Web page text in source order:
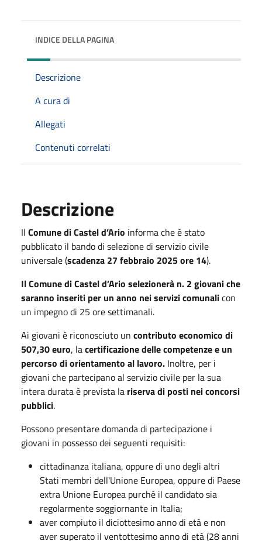
INDICE DELLA PAGINA
Descrizione
A cura di
Allegati
Contenuti correlati
Descrizione
Il Comune di Castel d’Ario informa che è stato
pubblicato il bando di selezione di servizio civile
universale (scadenza 27 febbraio 2025 ore 14).
Il Comune di Castel d’Ario selezionerà n. 2 giovani che
saranno inseriti per un anno nei servizi comunalicon
un impegno di 25 ore settimanali.
Ai giovani è riconosciuto un contributo economico di
507,30euro, lacertificazione delle competenze e un
percorso di orientamento al lavoro. Inoltre, per i
giovani che partecipano al servizio civile per la sua
intera durata è prevista la riserva di posti nei concorsi
pubblici.
Possono presentare domanda di partecipazione i
giovani in possesso dei seguenti requisiti:
cittadinanza italiana, oppure di uno degli altri
Stati membri dell'Unione Europea, oppure di Paese
extra Unione Europea purché il candidato sia
regolarmente soggiornante in Italia;
aver compiuto il diciottesimo anno di età e non
aver superato il ventottesimo anno di età (28 anni